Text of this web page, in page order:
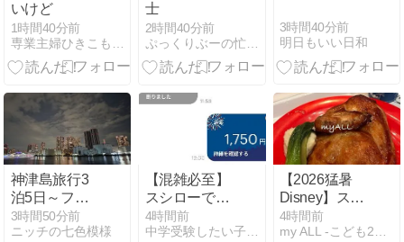
いけど
1時間40分前
士
2時間40分前
3時間40分前
明日もいい日和
神津島旅行3
泊5日～フェ
リー編～
3時間50分前
ニッチの七色模様
【混雑必至】
スシローで大
トロ110円
【駐車場要注
4時間前
中学受験したい子供が2人います
【2026猛暑
Disney】スー
ベニア目当て
でも大満足♪と
4時間前
my ALL -こども2人と時給800円生活-